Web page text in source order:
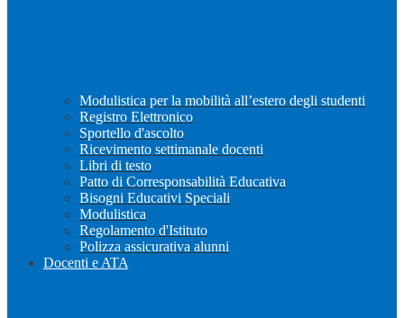
Modulistica per la mobilità all’estero degli studenti
Registro Elettronico
Sportello d'ascolto
Ricevimento settimanale docenti
Libri di testo
Patto di Corresponsabilità Educativa
Bisogni Educativi Speciali
Modulistica
Regolamento d'Istituto
Polizza assicurativa alunni
Docenti e ATA